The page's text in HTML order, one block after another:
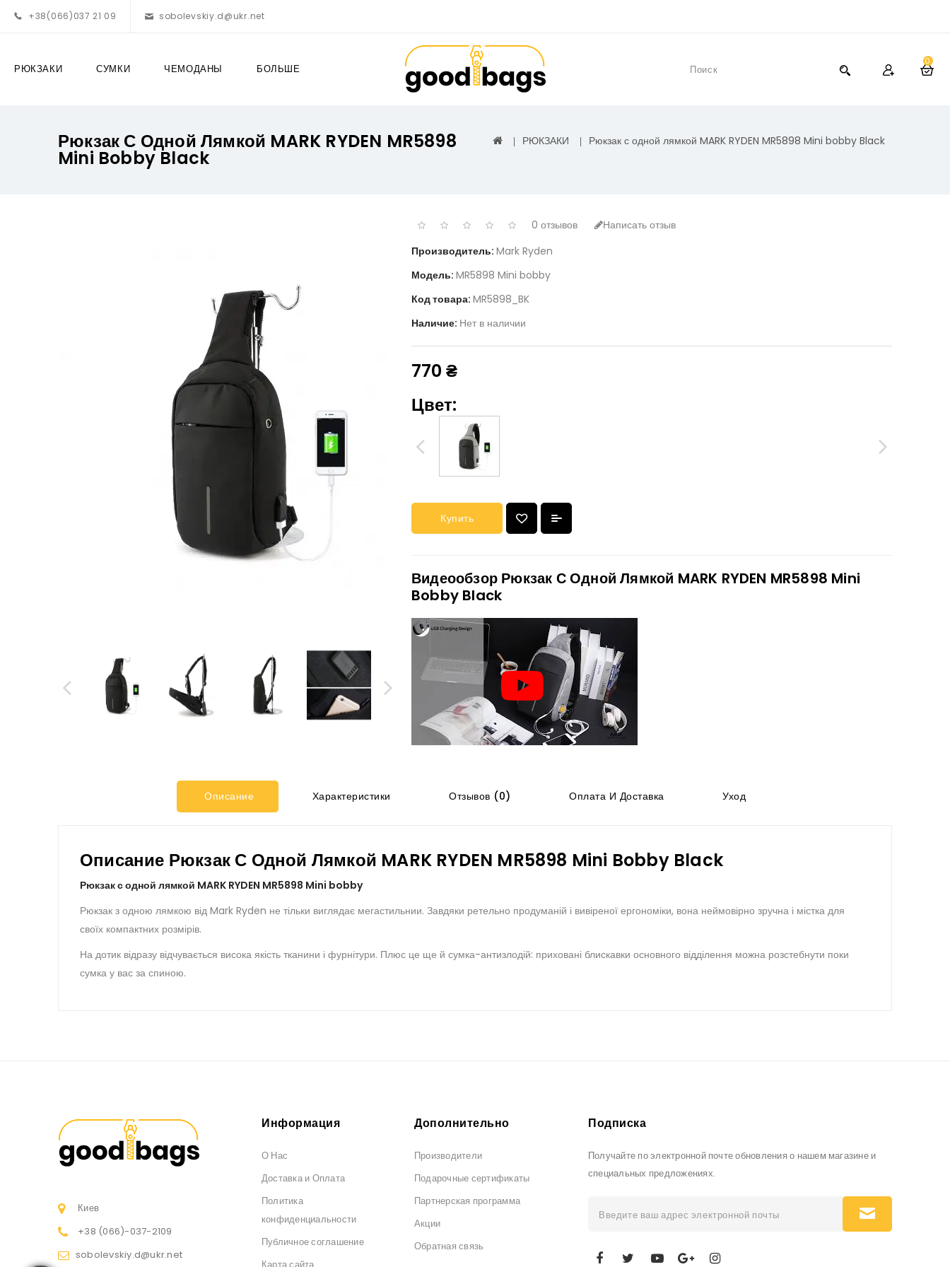
+38(066)037 21 09 sobolevskiy.d@ukr.net
0
РЮКЗАКИ СУМКИ ЧЕМОДАНЫ БОЛЬШЕ
Рюкзак С Одной Лямкой MARK RYDEN MR5898
Mini Bobby Black
РЮКЗАКИ Рюкзак с одной лямкой MARK RYDEN MR5898 Mini bobby Black
0 отзывов
Написать отзыв
Производитель: Mark Ryden
Модель: MR5898 Mini bobby
Код товара: MR5898_BK
Наличие: Нет в наличии
770 ₴
Цвет:
Купить
Видеообзор Рюкзак С Одной Лямкой MARK RYDEN MR5898 Mini
Bobby Black
Описание Характеристики Отзывов (0) Оплата И Доставка Уход
Описание Рюкзак С Одной Лямкой MARK RYDEN MR5898 Mini Bobby Black
Рюкзак с одной лямкой MARK RYDEN MR5898 Mini bobby
Рюкзак з одною лямкою від Mark Ryden не тільки виглядає мегастильнии. Завдяки ретельно продуманій і вивіреної ергономіки, вона неймовірно зручна і містка для
своїх компактних розмірів.
На дотик відразу відчувається висока якість тканини і фурнітури. Плюс це ще й сумка-антизлодій: приховані блискавки основного відділення можна розстебнути поки
сумка у вас за спиною.
Киев
+38 (066)-037-2109
sobolevskiy.d@ukr.net
Информация
О Нас
Доставка и Оплата
Политика
конфиденциальности
Публичное соглашение
Дополнительно
Производители
Подарочные сертификаты
Партнерская программа
Акции
Обратная связь
Подписка
Получайте по электронной почте обновления о нашем магазине и
специальных предложениях.